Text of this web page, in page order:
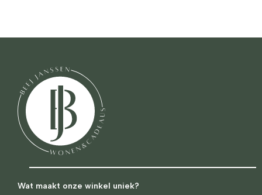
Wat maakt onze winkel uniek?